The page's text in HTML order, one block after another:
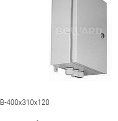
Купить в 1 клик
К
B-400x310x120